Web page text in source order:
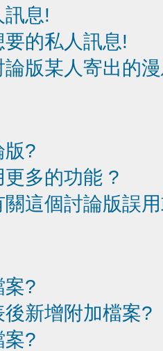
息!
的私人訊息!
版某人寄出的
版?
多的功能 ?
這個討論版誤
案?
新增附加檔案?
案?